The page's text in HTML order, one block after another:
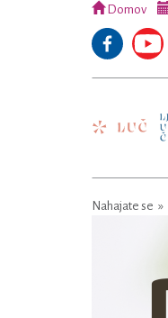
Domov
Nahajate se